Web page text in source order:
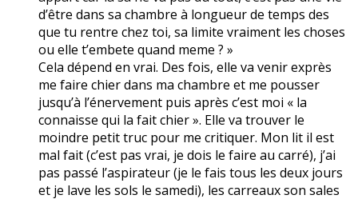
d’être dans sa chambre à longueur de temps des
que tu rentre chez toi, sa limite vraiment les choses
ou elle t’embete quand meme ? »
Cela dépend en vrai. Des fois, elle va venir exprès
me faire chier dans ma chambre et me pousser
jusqu’à l’énervement puis après c’est moi « la
connaisse qui la fait chier ». Elle va trouver le
moindre petit truc pour me critiquer. Mon lit il est
mal fait (c’est pas vrai, je dois le faire au carré), j’ai
pas passé l’aspirateur (je le fais tous les deux jours
et je lave les sols le samedi), les carreaux son sales